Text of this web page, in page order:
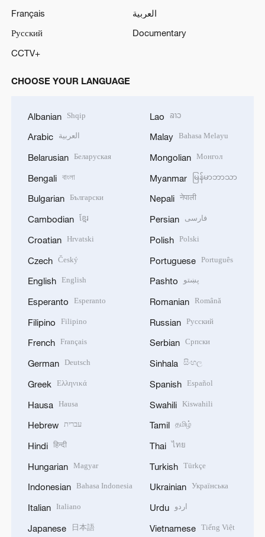
Français
العربية
Русский
Documentary
CCTV+
CHOOSE YOUR LANGUAGE
Albanian Shqip
Arabic العربية
Belarusian Беларуская
Bengali বাংলা
Bulgarian Български
Cambodian ខ្មែរ
Croatian Hrvatski
Czech Český
English English
Esperanto Esperanto
Filipino Filipino
French Français
German Deutsch
Greek Ελληνικά
Hausa Hausa
Hebrew עברית
Hindi हिन्दी
Hungarian Magyar
Indonesian Bahasa Indonesia
Italian Italiano
Japanese 日本語
Lao ລາວ
Malay Bahasa Melayu
Mongolian Монгол
Myanmar မြန်မာဘာသာ
Nepali नेपाली
Persian فارسی
Polish Polski
Portuguese Português
Pashto پښتو
Romanian Română
Russian Русский
Serbian Српски
Sinhala සිංහල
Spanish Español
Swahili Kiswahili
Tamil தமிழ்
Thai ไทย
Turkish Türkçe
Ukrainian Українська
Urdu اردو
Vietnamese Tiếng Việt